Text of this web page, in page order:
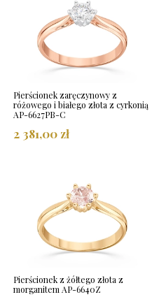
Pierścionek zaręczynowy z
różowego i białego złota z cyrkonią
AP-6627PB-C
2 381,00 zł
Pierścionek z żółtego złota z
morganitem AP-6640Z